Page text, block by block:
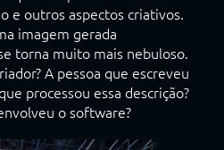
e outros aspectos criativos.
imagem gerada
torna muito mais nebuloso.
A pessoa que escreveu
processou essa descrição?
o software?